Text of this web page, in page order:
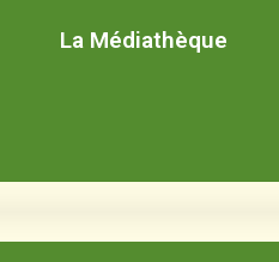
La Médiathèque